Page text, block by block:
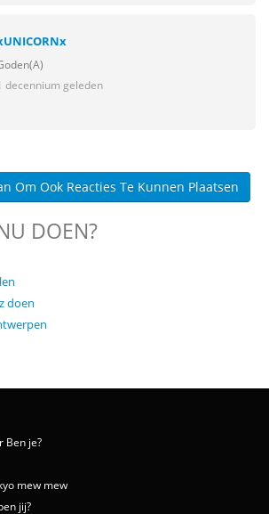
decennium geleden
Om Ook Reacties Te Kunnen Plaatsen
DOEN?
doen
Ben je?
mew mew
jij?